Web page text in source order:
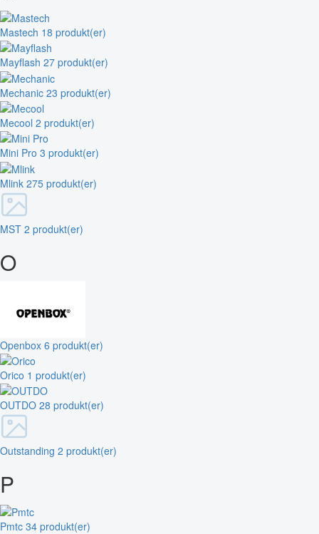
Mastech 18 produkt(er)
Mayflash 27 produkt(er)
Mechanic 23 produkt(er)
Mecool 2 produkt(er)
Mini Pro 3 produkt(er)
Mlink 275 produkt(er)
MST 2 produkt(er)
O
Openbox 6 produkt(er)
Orico 1 produkt(er)
OUTDO 28 produkt(er)
Outstanding 2 produkt(er)
P
Pmtc 34 produkt(er)